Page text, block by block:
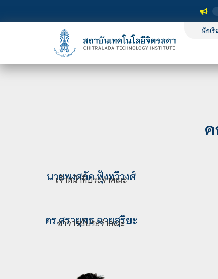
นักเ
นายพงศภัค ฟุ้งทวีวงศ์
เจ้าหน้าที่ประจำคณะ
ดร.ศรายุทธ ฉายสุริยะ
อาจารย์ประจำคณะ